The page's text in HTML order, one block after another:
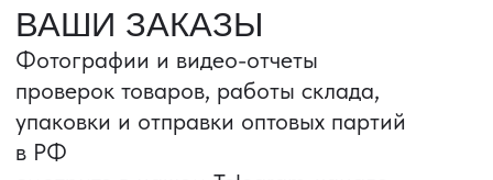
Портативные колонки
Условия: Тираж 3100 шт.
Колонка с шнуром
зарядным, без коробки
и ложемента (эвы).
Магнитная зарядка 3в1.
15w.
Комплект: устройство +
провод Type C.